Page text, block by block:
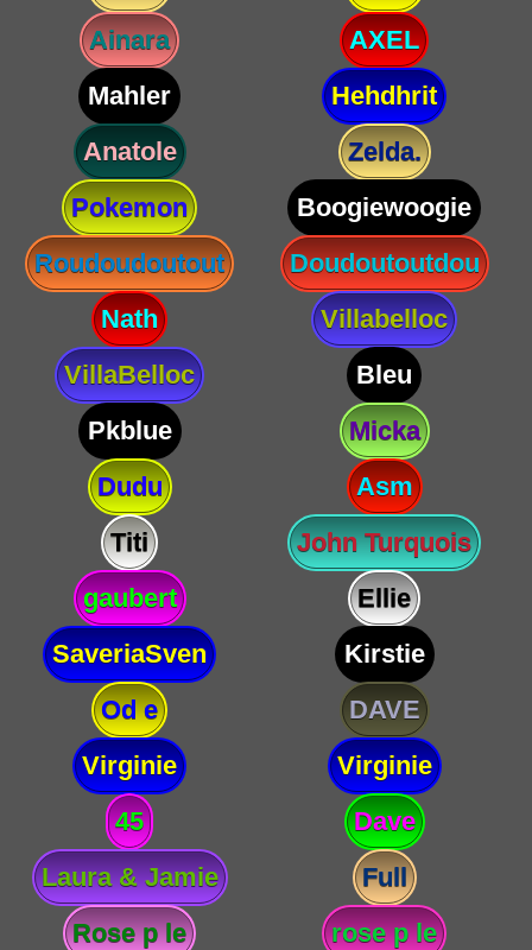
Ainara
AXEL
Mahler
Hehdhrit
Anatole
Zelda.
Pokemon
Boogiewoogie
Roudoudoutout
Doudoutoutdou
Nath
Villabelloc
VillaBelloc
Bleu
Pkblue
Micka
Dudu
Asm
Titi
John Turquois
gaubert
Ellie
SaveriaSven
Kirstie
Od e
DAVE
Virginie
Virginie
45
Dave
Laura & Jamie
Full
Rose p le
rose p le